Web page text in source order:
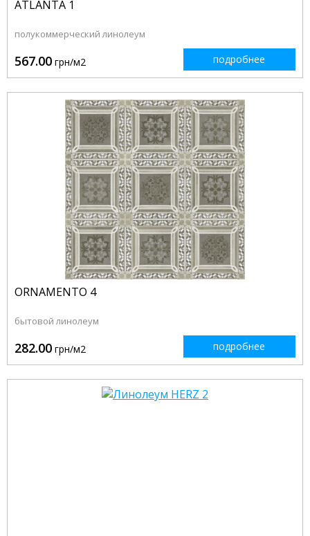
ATLANTA 1
полукоммерческий линолеум
567.00 грн/м2 подробнее
ORNAMENTO 4
бытовой линолеум
282.00 грн/м2 подробнее